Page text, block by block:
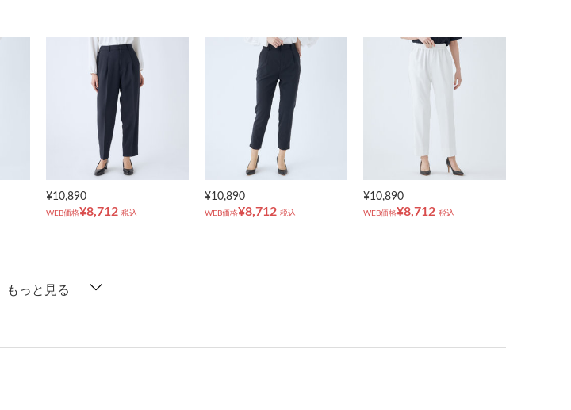
¥10,890
WEB価格¥8,712 税込
¥10,890
WEB価格¥8,712 税込
¥10,890
WEB価格¥8,712 税込
もっと見る